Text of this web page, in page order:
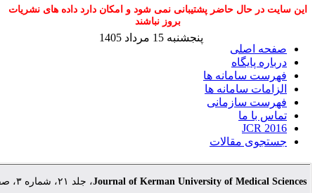
حاضر پشتیبانی نمی شود و امکان دارد داده های نشریات
ها
ها
Journal of Kerman University of، جلد ۲۱، شماره ۳، صفحات ۲۴۷-۲۵۸